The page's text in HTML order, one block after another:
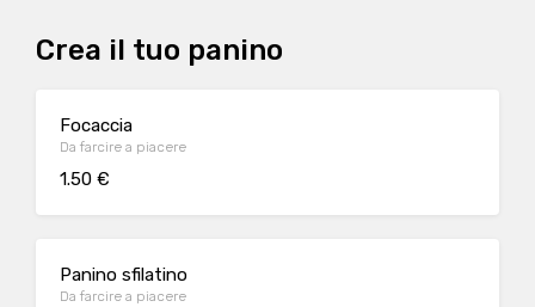
Crea il tuo panino
Focaccia
Da farcire a piacere
1.50 €
Panino sfilatino
Da farcire a piacere